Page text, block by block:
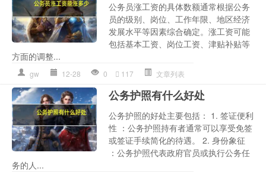
公务员涨工资的具体数额通常根据公务
员的级别、岗位、工作年限、地区经济
发展水平等因素综合确定。涨工资可能
包括基本工资、岗位工资、津贴补贴等
方面的调整...
gw 12-28 0 117 文章列表
公务护照有什么好处
公务护照的好处主要包括： 1. 签证便利
性 ：公务护照持有者通常可以享受免签
或签证手续简化的待遇。 2. 身份象征
：公务护照代表政府官员或执行公务任
务的人...